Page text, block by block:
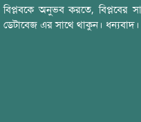
বিপ্লবকে অনুভব করতে, বিপ্লবের
ডেটাবেজ এর সাথে থাকুন। ধন্যবাদ।